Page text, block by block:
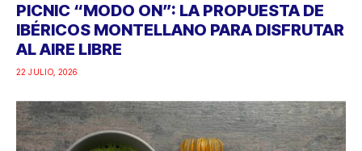
PICNIC “MODO ON”: LA PROPUESTA DE
IBÉRICOS MONTELLANO PARA DISFRUTAR
AL AIRE LIBRE
22 JULIO, 2026